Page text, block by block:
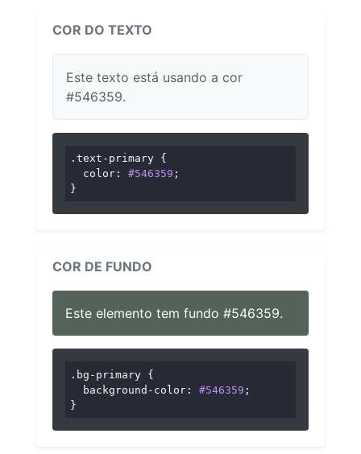
COR DO TEXTO
Este texto está usando a cor
#546359.
.text-primary {
color : #546359 ;
}
COR DE FUNDO
Este elemento tem fundo #546359.
.bg-primary {
background-color : #546359 ;
}